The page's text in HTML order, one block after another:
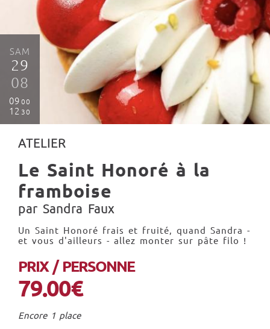
SAM
29
08
09 00
12 30
ATELIER
Le Saint Honoré à la
framboise
par Sandra Faux
Un Saint Honoré frais et fruité, quand Sandra -
et vous d'ailleurs - allez monter sur pâte filo !
PRIX / PERSONNE
79.00€
Encore 1 place